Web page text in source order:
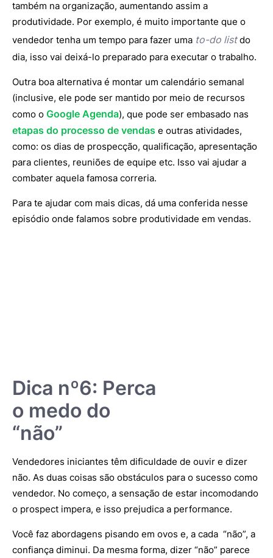
também na organização, aumentando assim a
produtividade. Por exemplo, é muito importante que o
vendedor tenha um tempo para fazer uma to-do listdo
dia, isso vai deixá-lo preparado para executar o trabalho.
Outra boa alternativa é montar um calendário semanal
(inclusive, ele pode ser mantido por meio de recursos
como o Google Agenda), que pode ser embasado nas
etapas do processo de vendas e outras atividades,
como: os dias de prospecção, qualificação, apresentação
para clientes, reuniões de equipe etc. Isso vai ajudar a
combater aquela famosa correria.
Para te ajudar com mais dicas, dá uma conferida nesse
episódio onde falamos sobre produtividade em vendas.
Dica nº6: Perca
o medo do
“não”
Vendedores iniciantes têm dificuldade de ouvir e dizer
não. As duas coisas são obstáculos para o sucesso como
vendedor. No começo, a sensação de estar incomodando
o prospect impera, e isso prejudica a performance.
Você faz abordagens pisando em ovos e, a cada “não”, a
confiança diminui. Da mesma forma, dizer “não” parece